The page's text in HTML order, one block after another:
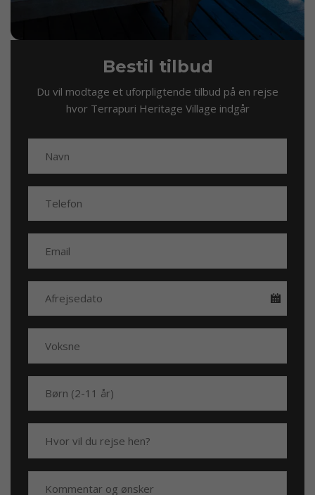
Bestil tilbud
Du vil modtage et uforpligtende tilbud på en rejse
hvor Terrapuri Heritage Village indgår